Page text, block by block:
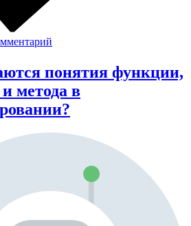
понятия функции,
метода в